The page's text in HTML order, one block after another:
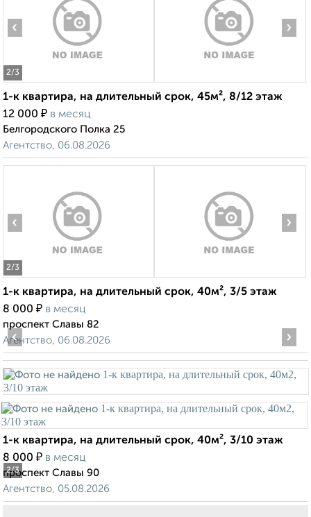
2/3
‹ ›
1-к квартира, на длительный срок, 45м², 8/12 этаж
12 000 ₽ в месяц
Белгородского Полка 25
Агентство, 06.08.2026
2/3
‹ ›
1-к квартира, на длительный срок, 40м², 3/5 этаж
8 000 ₽ в месяц
проспект Славы 82
Агентство, 06.08.2026
2/3
‹ ›
1-к квартира, на длительный срок, 40м², 3/10 этаж
8 000 ₽ в месяц
проспект Славы 90
Агентство, 05.08.2026